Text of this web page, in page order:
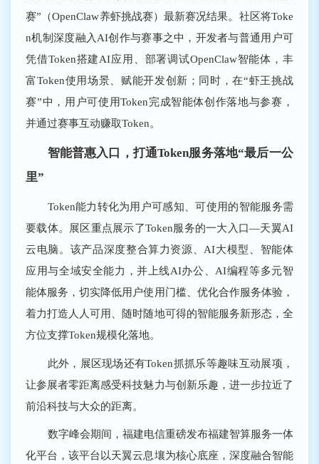
赛”（OpenClaw养虾挑战赛）最新赛况结果。社区将Toke
n机制深度融入AI创作与赛事之中，开发者与普通用户可
凭借Token搭建AI应用、部署调试OpenClaw智能体，丰
富Token使用场景、赋能开发创新；同时，在“虾王挑战
赛”中，用户可使用Token完成智能体创作落地与参赛，
并通过赛事互动赚取Token。
智能普惠入口，打通Token服务落地“最后一公
里”
Token能力转化为用户可感知、可使用的智能服务需
要载体。展区重点展示了Token服务的一大入口―天翼AI
云电脑。该产品深度整合算力资源、AI大模型、智能体
应用与全域安全能力，并上线AI办公、AI编程等多元智
能体服务，切实降低用户使用门槛、优化合作服务体验，
着力打造人人可用、随时随地可得的智能服务新形态，全
方位支撑Token规模化落地。
此外，展区现场还有Token抓抓乐等趣味互动展项，
让参展者零距离感受科技魅力与创新乐趣，进一步拉近了
前沿科技与大众的距离。
数字峰会期间，福建电信重磅发布福建智算服务一体
化平台，该平台以天翼云息壤为核心底座，深度融合智能